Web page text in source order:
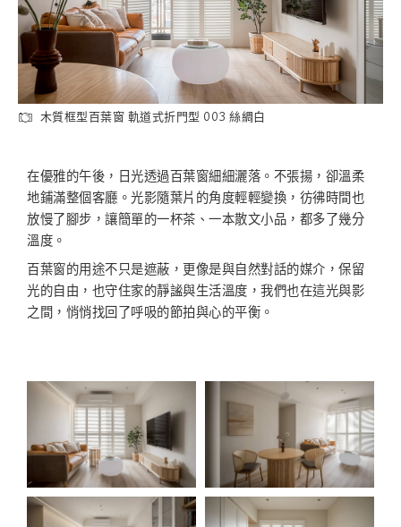
木質框型百葉窗 軌道式折門型 003 絲綢白
在優雅的午後，日光透過百葉窗細細灑落。不張揚，卻溫柔
地鋪滿整個客廳。光影隨葉片的角度輕輕變換，彷彿時間也
放慢了腳步，讓簡單的一杯茶、一本散文小品，都多了幾分
溫度。
百葉窗的用途不只是遮蔽，更像是與自然對話的媒介，保留
光的自由，也守住家的靜謐與生活溫度，我們也在這光與影
之間，悄悄找回了呼吸的節拍與心的平衡。